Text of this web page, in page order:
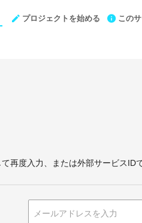
プロジェクトを始める この
再度入力、または外部サービスID